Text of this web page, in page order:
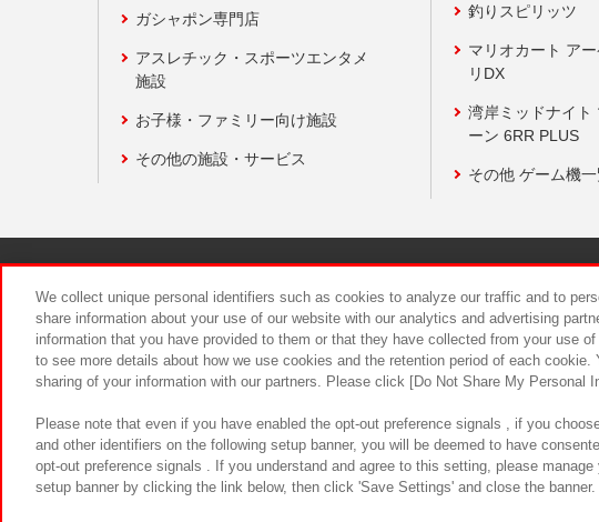
ガシャポン専門店
アスレチック・スポーツエンタメ
施設
お子様・ファミリー向け施設
その他の施設・サービス
釣りスピリッツ
マリオカート ア
リDX
湾岸ミッドナイト
ーン 6RR PLUS
その他 ゲーム機
食品のご提供について
We collect unique personal identifiers such as cookies to analyze our traffic and to
share information about your use of our website with our analytics and advertising
information that you have provided to them or that they have collected from your use
to see more details about how we use cookies and the retention period of each
sharing of your information with our partners. Please click [Do Not Share My Personal
Please note that even if you have enabled the opt-out preference signals , if you
and other identifiers on the following setup banner, you will be deemed to have
opt-out preference signals . If you understand and agree to this setting, please
setup banner by clicking the link below, then click 'Save Settings' and close the banner.